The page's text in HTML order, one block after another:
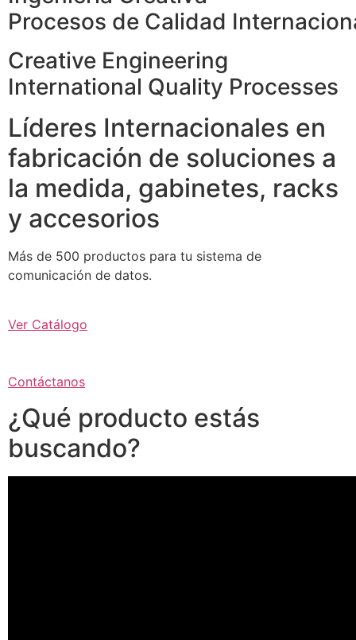
Procesos de Calidad
Creative Engineering
International Quality Processes
Líderes Internacionales en
fabricación de soluciones a
la medida, gabinetes, racks
y accesorios
Más de 500 productos para tu sistema de
comunicación de datos.
Ver Catálogo
Contáctanos
¿Qué producto estás
buscando?